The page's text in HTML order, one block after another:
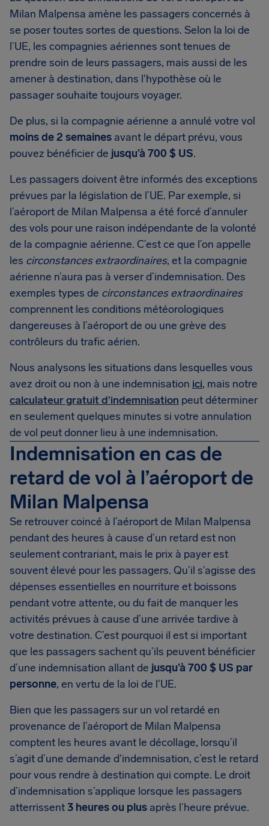
Milan Malpensa amène les passagers concernés à
se poser toutes sortes de questions. Selon la loi de
l’UE, les compagnies aériennes sont tenues de
prendre soin de leurs passagers, mais aussi de les
amener à destination, dans l'hypothèse où le
passager souhaite toujours voyager.
De plus, si la compagnie aérienne a annulé votre vol
moins de 2 semaines avant le départ prévu, vous
pouvez bénéficier de jusqu’à 700 $ US.
Les passagers doivent être informés des exceptions
prévues par la législation de l’UE. Par exemple, si
l’aéroport de Milan Malpensa a été forcé d’annuler
des vols pour une raison indépendante de la volonté
de la compagnie aérienne. C’est ce que l’on appelle
les circonstances extraordinaires, et la compagnie
aérienne n’aura pas à verser d’indemnisation. Des
exemples types de circonstances extraordinaires
comprennent les conditions météorologiques
dangereuses à l’aéroport de ou une grève des
contrôleurs du trafic aérien.
Nous analysons les situations dans lesquelles vous
avez droit ou non à une indemnisation ici, mais notre
calculateur gratuit d’indemnisation peut déterminer
en seulement quelques minutes si votre annulation
de vol peut donner lieu à une indemnisation.
Indemnisation en cas de
retard de vol à l’aéroport de
Milan Malpensa
Se retrouver coincé à l’aéroport de Milan Malpensa
pendant des heures à cause d’un retard est non
seulement contrariant, mais le prix à payer est
souvent élevé pour les passagers. Qu’il s’agisse des
dépenses essentielles en nourriture et boissons
pendant votre attente, ou du fait de manquer les
activités prévues à cause d’une arrivée tardive à
votre destination. C’est pourquoi il est si important
que les passagers sachent qu’ils peuvent bénéficier
d’une indemnisation allant de jusqu’à 700 $ US par
personne, en vertu de la loi de l'UE.
Bien que les passagers sur un vol retardé en
provenance de l’aéroport de Milan Malpensa
comptent les heures avant le décollage, lorsqu’il
s’agit d’une demande d'indemnisation, c’est le retard
pour vous rendre à destination qui compte. Le droit
d’indemnisation s’applique lorsque les passagers
atterrissent3 heures ou plus après l’heure prévue.